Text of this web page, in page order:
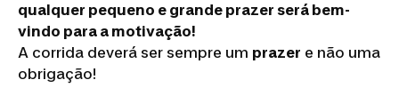
qualquer pequeno e grande prazer será bem-
vindo para a motivação!
A corrida deverá ser sempre um prazer e não uma
obrigação!